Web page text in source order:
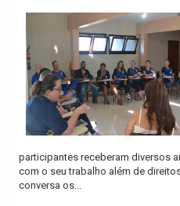
participantes receberam diversos
com o seu trabalho além de
conversa os...